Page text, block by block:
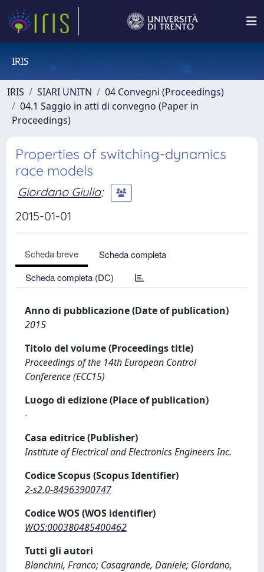
IRIS
IRIS SIARI UNITN
04 Convegni (Proceedings)
04.1 Saggio in atti di convegno (Paper in
Proceedings)
Properties of switching-dynamics
race models
Giordano Giulia;
2015-01-01
Scheda breve
Scheda completa
Scheda completa (DC)
Anno di pubblicazione (Date of publication)
2015
Titolo del volume (Proceedings title)
Proceedings of the 14th European Control
Conference (ECC15)
Luogo di edizione (Place of publication)
-
Casa editrice (Publisher)
Institute of Electrical and Electronics Engineers Inc.
Codice Scopus (Scopus Identifier)
2-s2.0-84963900747
Codice WOS (WOS identifier)
WOS:000380485400462
Tutti gli autori
Blanchini, Franco; Casagrande, Daniele; Giordano,